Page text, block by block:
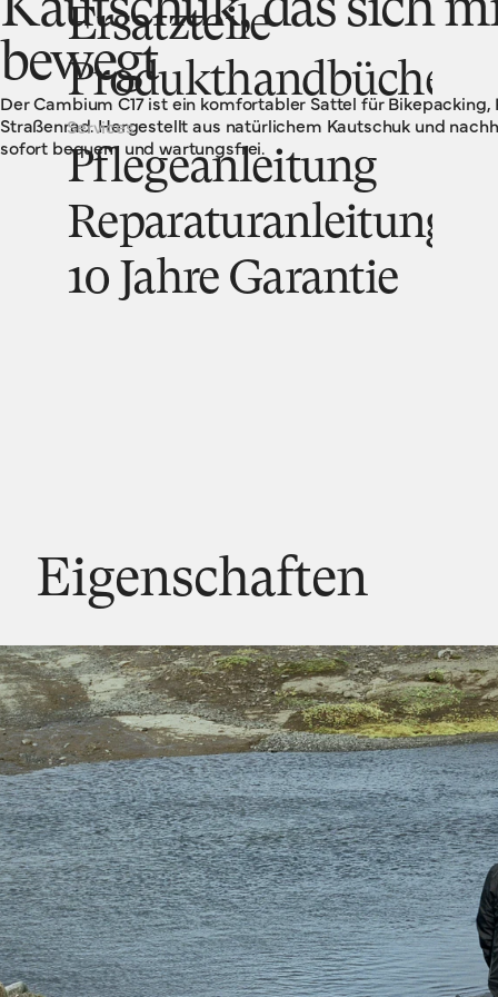
Ersatzteile
Produkthandbücher
Services
Pflegeanleitung
Reparaturanleitung
10 Jahre Garantie
Kautschuk, das sich
bewegt
Der Cambium C17 ist ein komfortabler Sattel für Bikepacking,
Straßenrad. Hergestellt aus natürlichem Kautschuk und
sofort bequem und wartungsfrei.
Eigenschaften